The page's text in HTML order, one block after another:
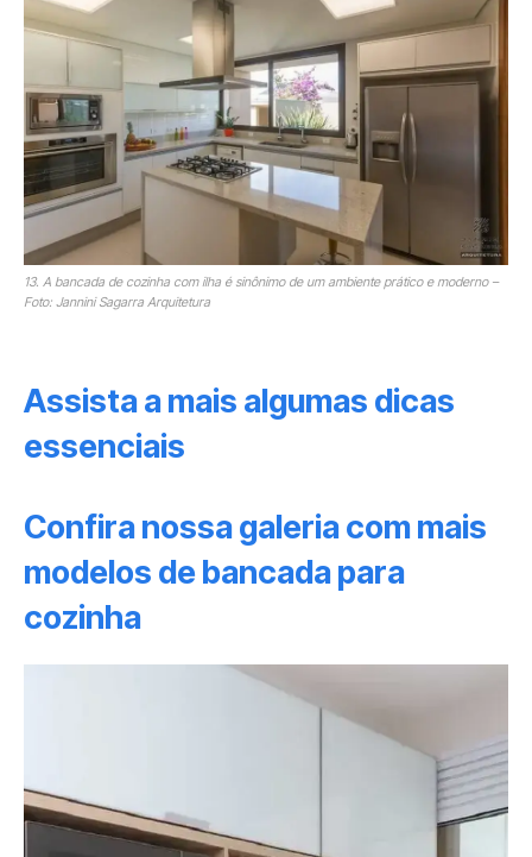
13. A bancada de cozinha com ilha é sinônimo de um ambiente prático e moderno –
Foto: Jannini Sagarra Arquitetura
Assista a mais algumas dicas
essenciais
Confira nossa galeria com mais
modelos de bancada para
cozinha